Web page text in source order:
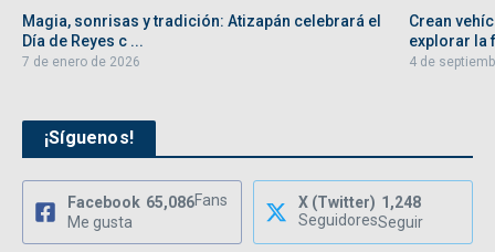
Magia, sonrisas y tradición: Atizapán celebrará el
Día de Reyes c ...
7 de enero de 2026
Crean
explorar la
4 de
¡Síguenos!
Facebook 65,086Fans
Me gusta
X (Twitter) 1,248
SeguidoresSeguir